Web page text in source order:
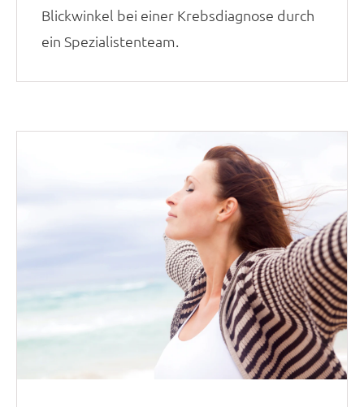
Blickwinkel bei einer Krebsdiagnose durch
ein Spezialistenteam.